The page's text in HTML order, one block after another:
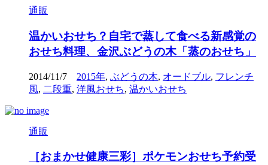
通販
温かいおせち？自宅で蒸して食べる新感覚の
おせち料理、金沢ぶどうの木「蒸のおせち」
2014/11/7 2015年, ぶどうの木, オードブル, フレンチ
風, 二段重, 洋風おせち, 温かいおせち
通販
［おまかせ健康三彩］ポケモンおせち予約受